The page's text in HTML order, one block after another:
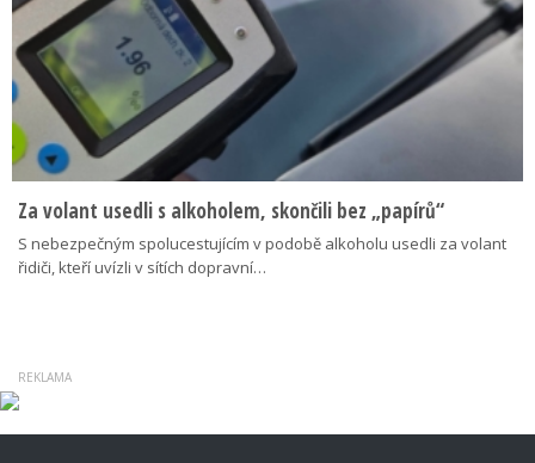
Za volant usedli s alkoholem, skončili bez „papírů“
S nebezpečným spolucestujícím v podobě alkoholu usedli za volant
řidiči, kteří uvízli v sítích dopravní…